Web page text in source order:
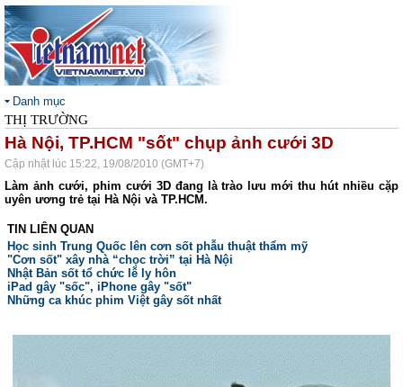
Danh mục
THỊ TRƯỜNG
Hà Nội, TP.HCM "sốt" chụp ảnh cưới 3D
Cập nhật lúc 15:22, 19/08/2010 (GMT+7)
Làm ảnh cưới, phim cưới 3D đang là trào lưu mới thu hút nhiều cặp
uyên ương trẻ tại Hà Nội và TP.HCM.
TIN LIÊN QUAN
Học sinh Trung Quốc lên cơn sốt phẫu thuật thẩm mỹ
"Cơn sốt" xây nhà “chọc trời” tại Hà Nội
Nhật Bản sốt tổ chức lễ ly hôn
iPad gây "sốc", iPhone gây "sốt"
Những ca khúc phim Việt gây sốt nhất